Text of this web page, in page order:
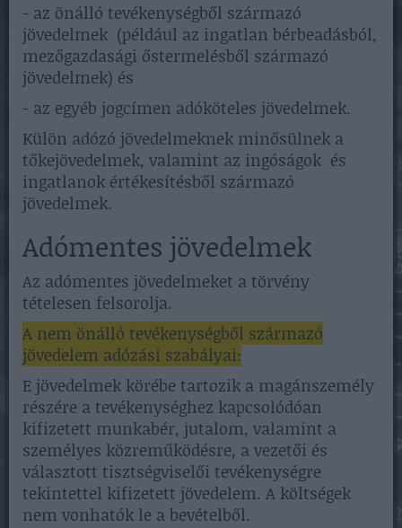
- az önálló tevékenységből származó
jövedelmek (például az ingatlan bérbeadásból,
mezőgazdasági őstermelésből származó
jövedelmek) és
- az egyéb jogcímen adóköteles jövedelmek.
Külön adózó jövedelmeknek minősülnek a
tőkejövedelmek, valamint az ingóságok és
ingatlanok értékesítésből származó
jövedelmek.
Adómentes jövedelmek
Az adómentes jövedelmeket a törvény
tételesen felsorolja.
A nem önálló tevékenységből származó
jövedelem adózási szabályai:
E jövedelmek körébe tartozik a magánszemély
részére a tevékenységhez kapcsolódóan
kifizetett munkabér, jutalom, valamint a
személyes közreműködésre, a vezetői és
választott tisztségviselői tevékenységre
tekintettel kifizetett jövedelem. A költségek
nem vonhatók le a bevételből.